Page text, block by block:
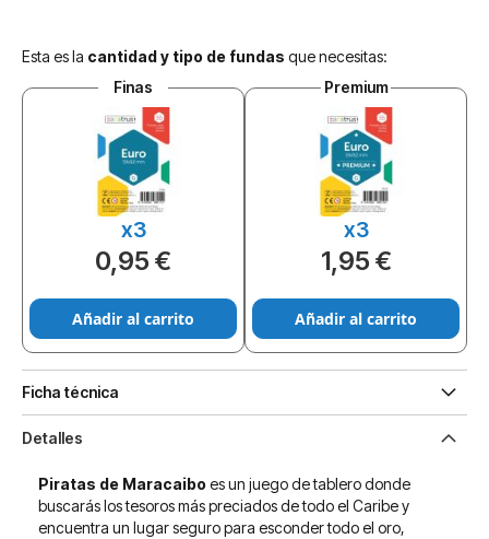
Esta es la cantidad y tipo de fundas que necesitas:
Finas
x3
0,95 €
Añadir al carrito
Premium
x3
1,95 €
Añadir al carrito
Ficha técnica
Detalles
Piratas de Maracaibo es un juego de tablero donde
buscarás los tesoros más preciados de todo el Caribe y
encuentra un lugar seguro para esconder todo el oro,